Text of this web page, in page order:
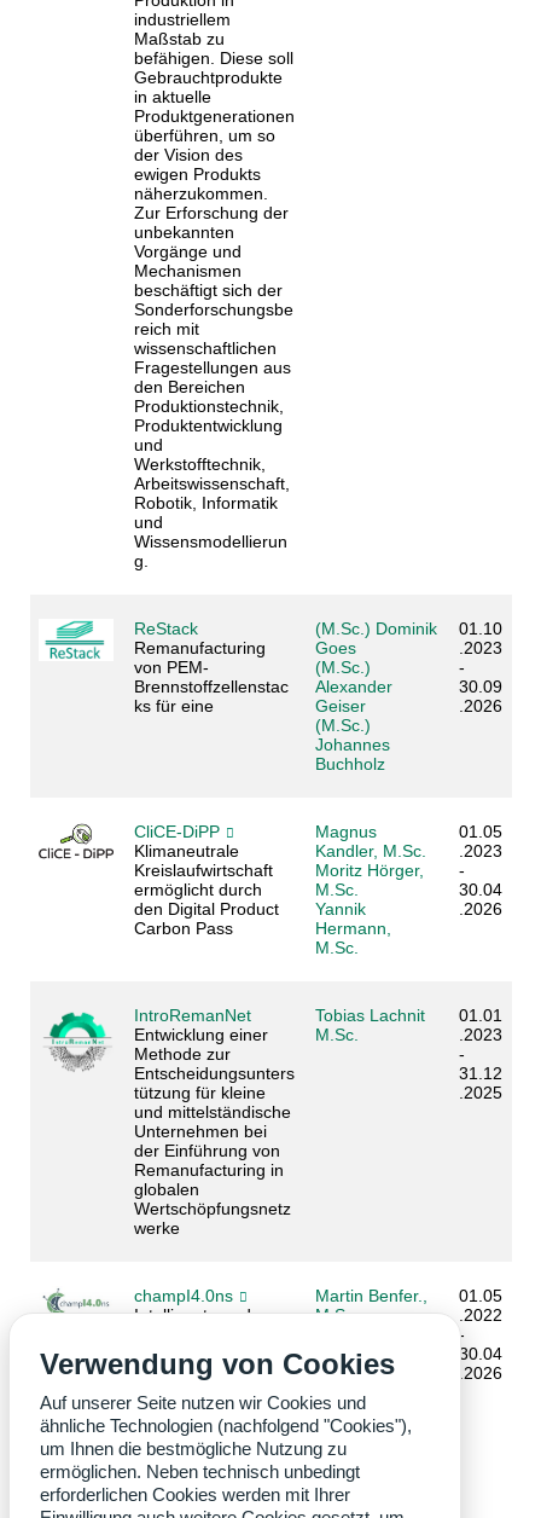
industriellem
Maßstab zu
befähigen. Diese soll
Gebrauchtprodukte
in aktuelle
Produktgenerationen
überführen, um so
der Vision des
ewigen Produkts
näherzukommen.
Zur Erforschung der
unbekannten
Vorgänge und
Mechanismen
beschäftigt sich der
Sonderforschungsbe
reich mit
wissenschaftlichen
Fragestellungen aus
den Bereichen
Produktionstechnik,
Produktentwicklung
und
Werkstofftechnik,
Arbeitswissenschaft,
Robotik, Informatik
und
Wissensmodellierun
g.
ReStack
Remanufacturing
von PEM-
Brennstoffzellenstac
ks für eine
(M.Sc.) Dominik
Goes
(M.Sc.)
Alexander
Geiser
(M.Sc.)
Johannes
Buchholz
01.10
.2023
-
30.09
.2026
CliCE-DiPP
Klimaneutrale
Kreislaufwirtschaft
ermöglicht durch
den Digital Product
Carbon Pass
Magnus
Kandler, M.Sc.
Moritz Hörger,
M.Sc.
Yannik
Hermann,
M.Sc.
01.05
.2023
-
30.04
.2026
IntroRemanNet
Entwicklung einer
Methode zur
Entscheidungsunters
tützung für kleine
und mittelständische
Unternehmen bei
der Einführung von
Remanufacturing in
globalen
Wertschöpfungsnetz
werke
Tobias Lachnit
M.Sc.
01.01
.2023
-
31.12
.2025
champI4.0ns
Intelligente und
von Daten am
Beispiel der
Holzindustrie
Martin Benfer.,
M.Sc.
M.Sc.
01.05
.2022
-
30.04
.2026
Verwendung von Cookies
Auf unserer Seite nutzen wir Cookies und
ähnliche Technologien (nachfolgend "Cookies"),
um Ihnen die bestmögliche Nutzung zu
ermöglichen. Neben technisch unbedingt
erforderlichen Cookies werden mit Ihrer